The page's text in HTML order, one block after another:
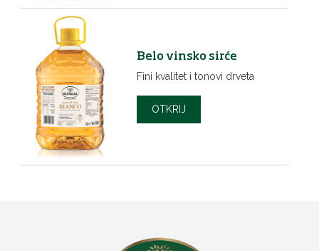
Belo vinsko sirće
Fini kvalitet i tonovi drveta
OTKRIJ